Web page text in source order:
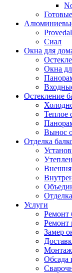
Provedal
Сиал
Окна для
Окна
Остекление
Теплое
Вынос
Отделка
Услуги
Ремонт
Ремонт
Замер
Монтаж
Обсада